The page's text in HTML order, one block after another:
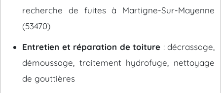
recherche de fuites à Martigne-Sur-Mayenne
(53470)
Entretien et réparation de toiture : décrassage,
démoussage, traitement hydrofuge, nettoyage
de gouttières